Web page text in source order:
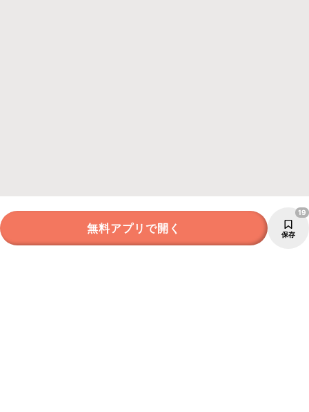
無料アプリで開く 保存
19